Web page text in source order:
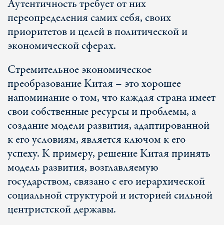
Аутентичность требует от них
переопределения самих себя, своих
приоритетов и целей в политической и
экономической сферах.
Стремительное экономическое
преобразование Китая – это хорошее
напоминание о том, что каждая страна имеет
свои собственные ресурсы и проблемы, а
создание модели развития, адаптированной
к его условиям, является ключом к его
успеху. К примеру, решение Китая принять
модель развития, возглавляемую
государством, связано с его иерархической
социальной структурой и историей сильной
центристской державы.